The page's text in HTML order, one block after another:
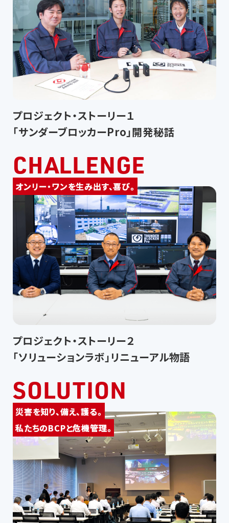
プロジェクト・ストーリー１
「サンダーブロッカーPro」開発秘話
CHALLENGE
オンリー・ワンを生み出す、喜び。
プロジェクト・ストーリー２
「ソリューションラボ」リニューアル物語
SOLUTION
災害を知り、備え、護る。
私たちのBCPと危機管理。